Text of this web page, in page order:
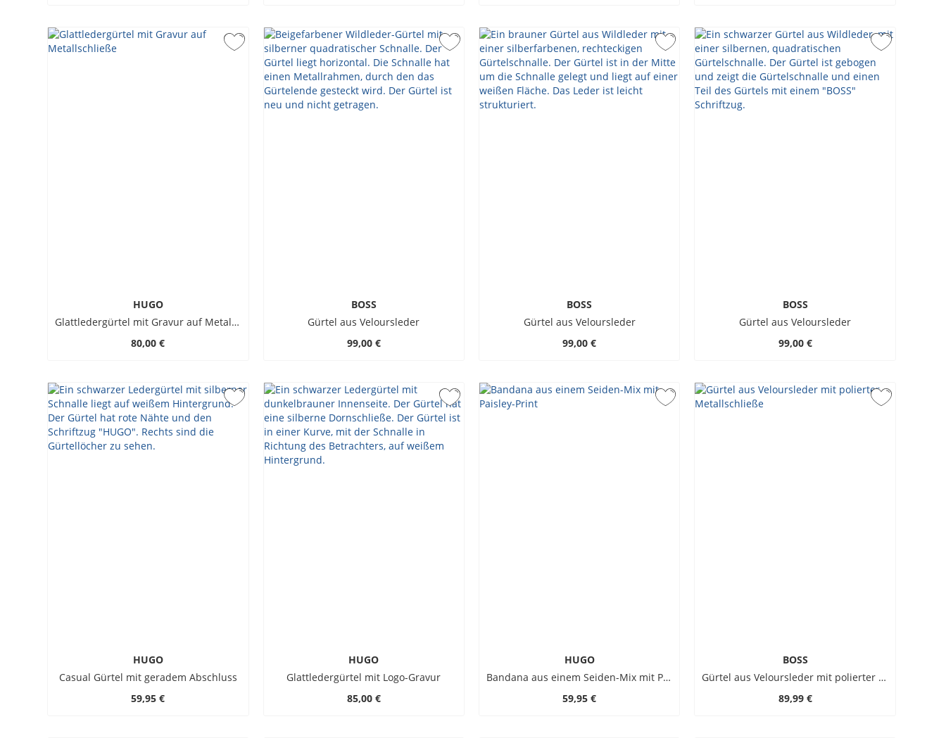
HUGO
Glattledergürtel mit Gravur auf Metallschließe
80,00 €
BOSS
Gürtel aus Veloursleder
99,00 €
BOSS
Gürtel aus Veloursleder
99,00 €
BOSS
Gürtel aus Veloursleder
99,00 €
HUGO
Casual Gürtel mit geradem Abschluss
59,95 €
HUGO
Glattledergürtel mit Logo-Gravur
85,00 €
HUGO
Bandana aus einem Seiden-Mix mit Paisley-Print
59,95 €
BOSS
Gürtel aus Veloursleder mit polierter Metallschließe
89,99 €